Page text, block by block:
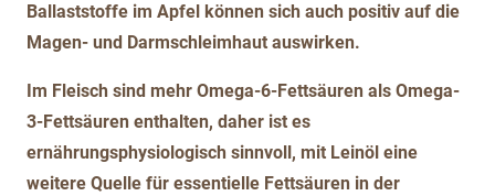
Ballaststoffe im Apfel können sich auch positiv auf die
Magen- und Darmschleimhaut auswirken.
Im Fleisch sind mehr Omega-6-Fettsäuren als Omega-
3-Fettsäuren enthalten, daher ist es
ernährungsphysiologisch sinnvoll, mit Leinöl eine
weitere Quelle für essentielle Fettsäuren in der